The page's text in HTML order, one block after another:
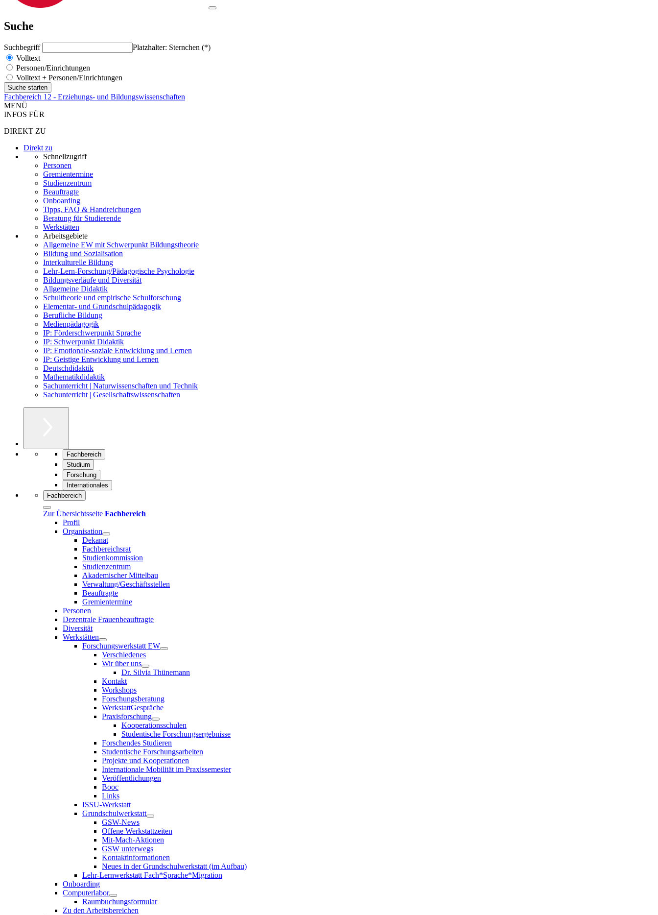
Suche
Suchbegriff
Platzhalter: Sternchen (*)
Volltext
Personen/Einrichtungen
Volltext + Personen/Einrichtungen
Fachbereich 12 - Erziehungs- und Bildungswissenschaften
MENÜ
INFOS FÜR
DIREKT ZU
Direkt zu
Schnellzugriff
Personen
Gremientermine
Studienzentrum
Beauftragte
Onboarding
Tipps, FAQ & Handreichungen
Beratung für Studierende
Werkstätten
Arbeitsgebiete
Allgemeine EW mit Schwerpunkt Bildungstheorie
Bildung und Sozialisation
Interkulturelle Bildung
Lehr-Lern-Forschung/Pädagogische Psychologie
Bildungsverläufe und Diversität
Allgemeine Didaktik
Schultheorie und empirische Schulforschung
Elementar- und Grundschulpädagogik
Berufliche Bildung
Medienpädagogik
IP: Förderschwerpunkt Sprache
IP: Schwerpunkt Didaktik
IP: Emotionale-soziale Entwicklung und Lernen
IP: Geistige Entwicklung und Lernen
Deutschdidaktik
Mathematikdidaktik
Sachunterricht | Naturwissenschaften und Technik
Sachunterricht | Gesellschaftswissenschaften
Fachbereich
Studium
Forschung
Internationales
Fachbereich
Zur Übersichtsseite Fachbereich
Profil
Organisation
Dekanat
Fachbereichsrat
Studienkommission
Studienzentrum
Akademischer Mittelbau
Verwaltung/Geschäftsstellen
Beauftragte
Gremientermine
Personen
Dezentrale Frauenbeauftragte
Diversität
Werkstätten
Forschungswerkstatt EW
Verschiedenes
Wir über uns
Dr. Silvia Thünemann
Kontakt
Workshops
Forschungsberatung
WerkstattGespräche
Praxisforschung
Kooperationsschulen
Studentische Forschungsergebnisse
Forschendes Studieren
Studentische Forschungsarbeiten
Projekte und Kooperationen
Internationale Mobilität im Praxissemester
Veröffentlichungen
Booc
Links
ISSU-Werkstatt
Grundschulwerkstatt
GSW-News
Offene Werkstattzeiten
Mit-Mach-Aktionen
GSW unterwegs
Kontaktinformationen
Neues in der Grundschulwerkstatt (im Aufbau)
Lehr-Lernwerkstatt Fach*Sprache*Migration
Onboarding
Computerlabor
Raumbuchungsformular
Zu den Arbeitsbereichen